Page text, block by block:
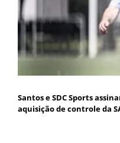
Santos e SDC Sports
aquisição de controle da